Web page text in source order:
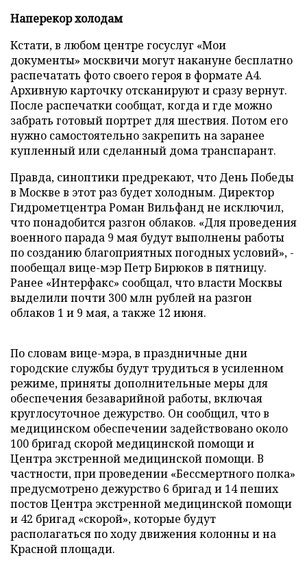
Наперекор холодам
Кстати, в любом центре госуслуг «Мои
документы» москвичи могут накануне бесплатно
распечатать фото своего героя в формате А4.
Архивную карточку отсканируют и сразу вернут.
После распечатки сообщат, когда и где можно
забрать готовый портрет для шествия. Потом его
нужно самостоятельно закрепить на заранее
купленный или сделанный дома транспарант.
Правда, синоптики предрекают, что День Победы
в Москве в этот раз будет холодным. Директор
Гидрометцентра Роман Вильфанд не исключил,
что понадобится разгон облаков. «Для проведения
военного парада 9 мая будут выполнены работы
по созданию благоприятных погодных условий», -
пообещал вице-мэр Петр Бирюков в пятницу.
Ранее «Интерфакс» сообщал, что власти Москвы
выделили почти 300 млн рублей на разгон
облаков 1 и 9 мая, а также 12 июня.
По словам вице-мэра, в праздничные дни
городские службы будут трудиться в усиленном
режиме, приняты дополнительные меры для
обеспечения безаварийной работы, включая
круглосуточное дежурство. Он сообщил, что в
медицинском обеспечении задействовано около
100 бригад скорой медицинской помощи и
Центра экстренной медицинской помощи. В
частности, при проведении «Бессмертного полка»
предусмотрено дежурство 6 бригад и 14 пеших
постов Центра экстренной медицинской помощи
и 42 бригад «скорой», которые будут
располагаться по ходу движения колонны и на
Красной площади.